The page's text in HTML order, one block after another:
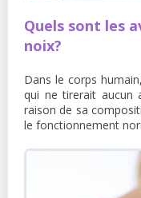
Quels sont les
noix?
Dans le corps
qui ne tirerait aucun
raison de sa
le fonctionnement